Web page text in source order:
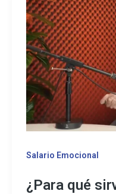
Salario Emocional
¿Para qué